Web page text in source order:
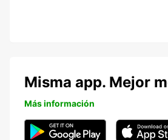
Misma app. Mejor
Más información